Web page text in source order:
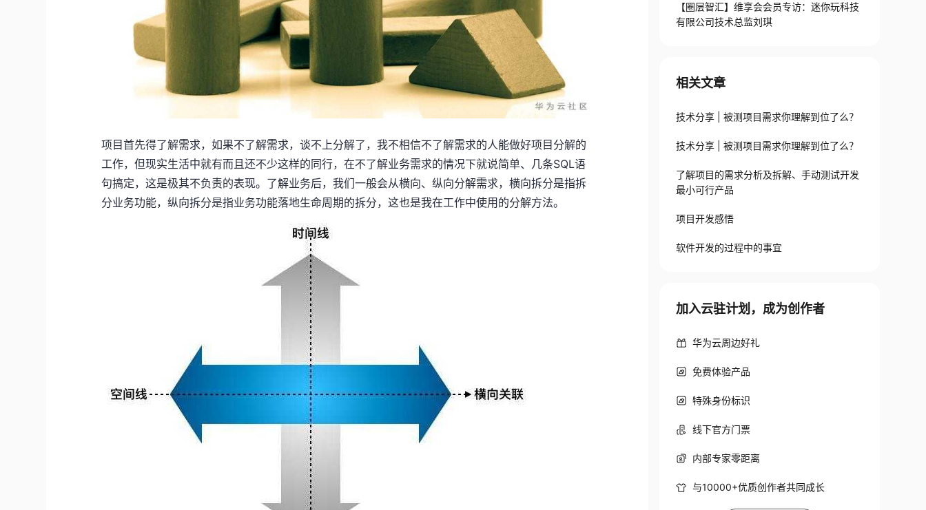
项目首先得了解需求，如果不了解需求，谈不上分解了，我不相信不了解需求的人能做好项目分解的
工作，但现实生活中就有而且还不少这样的同行，在不了解业务需求的情况下就说简单、几条SQL语
句搞定，这是极其不负责的表现。了解业务后，我们一般会从横向、纵向分解需求，横向拆分是指拆
分业务功能，纵向拆分是指业务功能落地生命周期的拆分，这也是我在工作中使用的分解方法。
【圈层智汇】维享会会员专访：迷你玩科技
有限公司技术总监刘琪
相关文章
技术分享 | 被测项目需求你理解到位了么？
技术分享 | 被测项目需求你理解到位了么？
了解项目的需求分析及拆解、手动测试开发
最小可行产品
项目开发感悟
软件开发的过程中的事宜
加入云驻计划，成为创作者
华为云周边好礼
免费体验产品
特殊身份标识
线下官方门票
内部专家零距离
与10000+优质创作者共同成长